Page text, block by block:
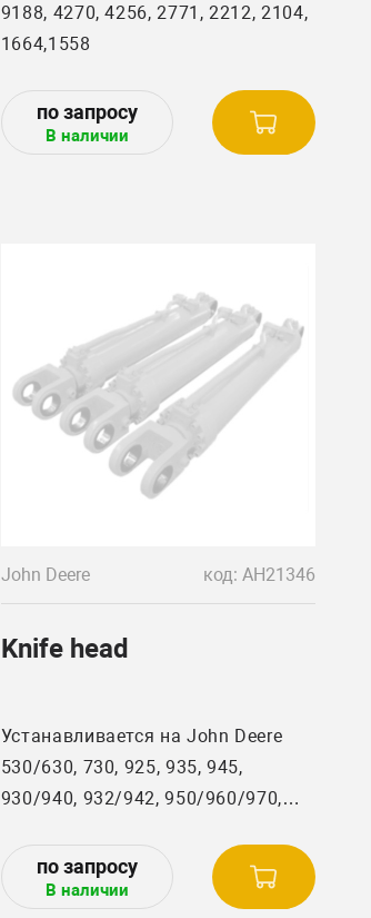
9188, 4270, 4256, 2771, 2212, 2104,
1664,1558
В наличии
John Deere код: AH21346
Knife head
Устанавливается на John Deere
530/630, 730, 925, 935, 945,
930/940, 932/942, 950/960/970,
1032/1042/1052, 1055,
1065/1068H, 1072/1075
В наличии